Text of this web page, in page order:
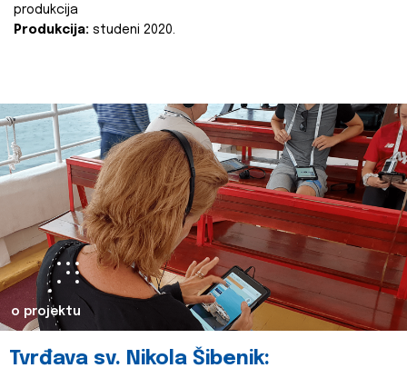
produkcija
Produkcija: studeni 2020.
o projektu
Tvrđava sv. Nikola Šibenik: